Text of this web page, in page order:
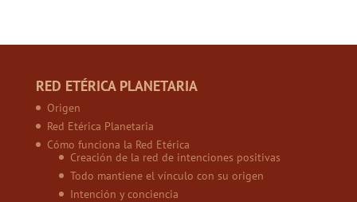
RED ETÉRICA PLANETARIA
Origen
Red Etérica Planetaria
Cómo funciona la Red Etérica
Creación de la red de intenciones positivas
Todo mantiene el vínculo con su origen
Intención y conciencia